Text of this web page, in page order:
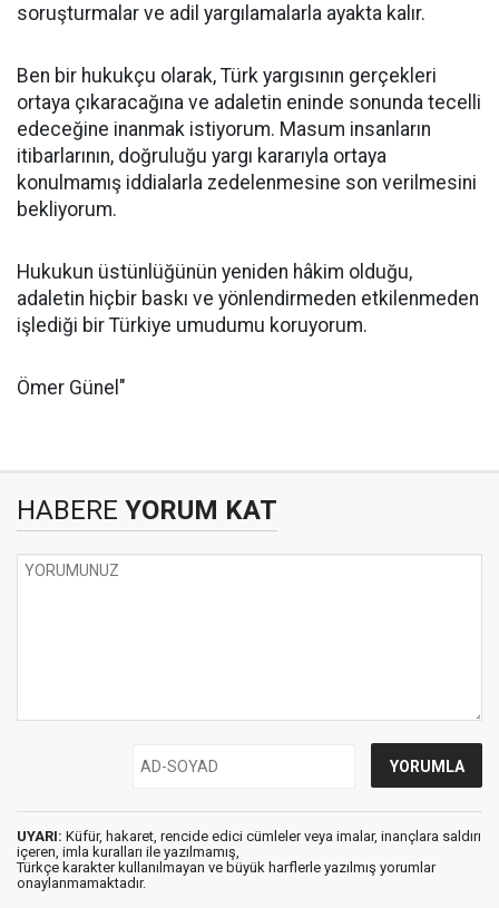
soruşturmalar ve adil yargılamalarla ayakta kalır.
Ben bir hukukçu olarak, Türk yargısının gerçekleri
ortaya çıkaracağına ve adaletin eninde sonunda tecelli
edeceğine inanmak istiyorum. Masum insanların
itibarlarının, doğruluğu yargı kararıyla ortaya
konulmamış iddialarla zedelenmesine son verilmesini
bekliyorum.
Hukukun üstünlüğünün yeniden hâkim olduğu,
adaletin hiçbir baskı ve yönlendirmeden etkilenmeden
işlediği bir Türkiye umudumu koruyorum.
Ömer Günel"
HABERE YORUM KAT
UYARI: Küfür, hakaret, rencide edici cümleler veya imalar, inançlara saldırı
içeren, imla kuralları ile yazılmamış,
Türkçe karakter kullanılmayan ve büyük harflerle yazılmış yorumlar
onaylanmamaktadır.